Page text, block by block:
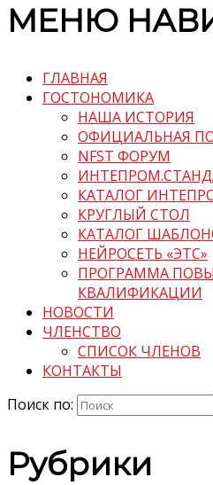
МЕНЮ
ГЛАВНАЯ
ГОСТОНОМИКА
НАША ИСТОРИЯ
ОФИЦИАЛЬНАЯ
NFST ФОРУМ
КАТАЛОГ
КРУГЛЫЙ СТОЛ
КАТАЛОГ
НЕЙРОСЕТЬ «ЭТС»
ПРОГРАММА
КВАЛИФИКАЦИИ
НОВОСТИ
ЧЛЕНСТВО
СПИСОК ЧЛЕНОВ
КОНТАКТЫ
Поиск по:
Рубрики